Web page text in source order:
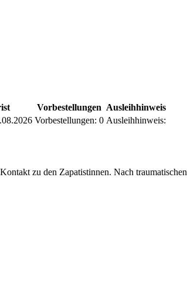
Vorbestellungen Ausleihhinweis
Vorbestellungen: 0 Ausleihhinweis:
zu den Zapatistinnen. Nach traumatischen